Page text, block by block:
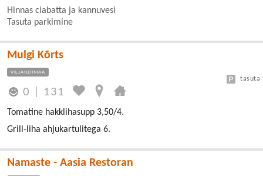
Hinnas ciabatta ja kannuvesi
Tasuta parkimine
Mulgi Kõrts
VILJANDIMAA
0 131
tasuta
Tomatine hakklihasupp 3,50/4.
Grill-liha ahjukartulitega 6.
Namaste - Aasia Restoran